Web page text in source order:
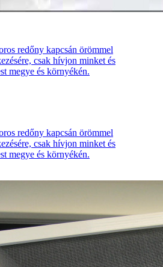
redőny kapcsán örömmel
csak hívjon minket és
megye és környékén.
redőny kapcsán örömmel
csak hívjon minket és
megye és környékén.